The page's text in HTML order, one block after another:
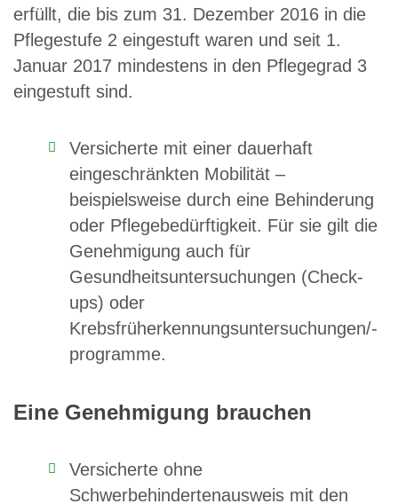
erfüllt, die bis zum 31. Dezember 2016 in die
Pflegestufe 2 eingestuft waren und seit 1.
Januar 2017 mindestens in den Pflegegrad 3
eingestuft sind.
Versicherte mit einer dauerhaft
eingeschränkten Mobilität –
beispielsweise durch eine Behinderung
oder Pflegebedürftigkeit. Für sie gilt die
Genehmigung auch für
Gesundheitsuntersuchungen (Check-
ups) oder
Krebsfrüherkennungsuntersuchungen/-
programme.
Eine Genehmigung brauchen
Versicherte ohne
Schwerbehindertenausweis mit den